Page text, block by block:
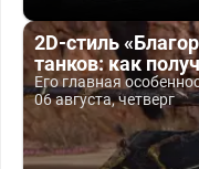
2D-стиль
танков: как
Его главная
06 августа, четверг